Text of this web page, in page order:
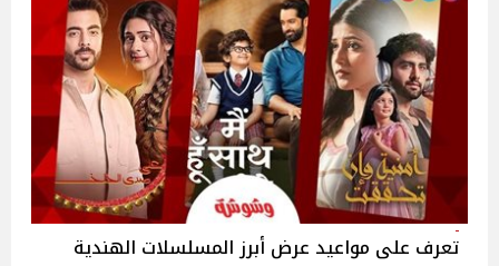
تعرف على مواعيد عرض أبرز المسلسلات الهندية